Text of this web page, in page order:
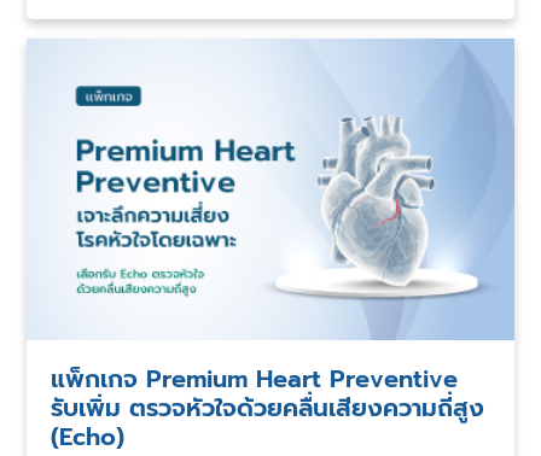
แพ็กเกจ Premium Heart Preventive
รับเพิ่ม ตรวจหัวใจด้วยคลื่นเสียงความถี่สูง
(Echo)